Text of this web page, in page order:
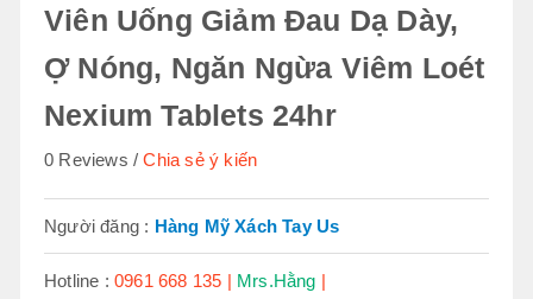
Viên Uống Giảm Đau Dạ Dày,
Ợ Nóng, Ngăn Ngừa Viêm Loét
Nexium Tablets 24hr
0 Reviews Chia sẻ ý kiến
Người đăng : Hàng Mỹ Xách Tay Us
Hotline :0961 668 135 | Mrs.Hằng |